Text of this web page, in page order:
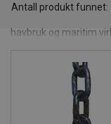
Ankere, kjetting,
havbruk og maritim
Antall produkt funnet: